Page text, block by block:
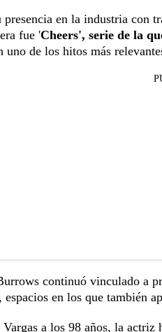
en la industria con
fue 'Cheers', serie de la
de los hitos más
continuó vinculado a
en los que también
a los 98 años, la actriz